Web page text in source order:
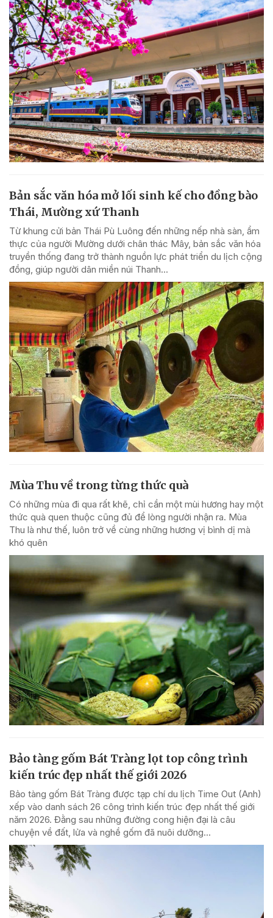
Bản sắc văn hóa mở lối sinh kế cho đồng bào
Thái, Mường xứ Thanh
Từ khung cửi bản Thái Pù Luông đến những nếp nhà sàn, ẩm
thực của người Mường dưới chân thác Mây, bản sắc văn hóa
truyền thống đang trở thành nguồn lực phát triển du lịch cộng
đồng, giúp người dân miền núi Thanh...
Mùa Thu về trong từng thức quà
Có những mùa đi qua rất khẽ, chỉ cần một mùi hương hay một
thức quà quen thuộc cũng đủ để lòng người nhận ra. Mùa
Thu là như thế, luôn trở về cùng những hương vị bình dị mà
khó quên
Bảo tàng gốm Bát Tràng lọt top công trình
kiến trúc đẹp nhất thế giới 2026
Bảo tàng gốm Bát Tràng được tạp chí du lịch Time Out (Anh)
xếp vào danh sách 26 công trình kiến trúc đẹp nhất thế giới
năm 2026. Đằng sau những đường cong hiện đại là câu
chuyện về đất, lửa và nghề gốm đã nuôi dưỡng...